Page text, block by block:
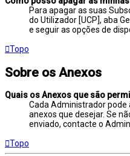
Para apagar as suas
do Utilizador [UCP], aba
e seguir as opções de
Topo
Sobre os Anexos
Quais os Anexos que são
Cada Administrador pode
anexos que desejar. Se
enviado, contacte o
Topo